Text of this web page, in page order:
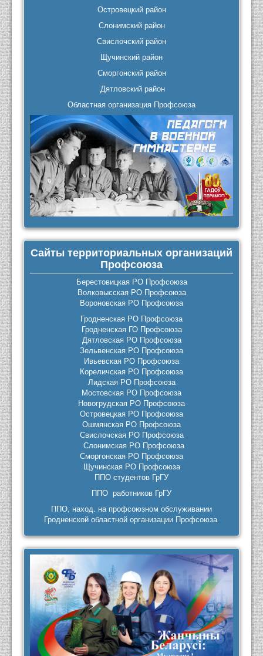
Островецкий район
Слонимский район
Свислочский район
Щучинский район
Сморгонский район
Дятловский район
Областная организация Профсоюза
Сайты территориальных организаций
Профсоюза
Берестовицкая РО Профсоюза
Волковысская РО Профсоюза
Вороновская РО Профсоюза
Гродненская РО Профсоюза
Гродненская ГО Профсоюза
Дятловская РО Профсоюза
Зельвенская РО Профсоюза
Ивьевская РО Профсоюза
Кореличская РО Профсоюза
Лидская РО Профсоюза
Мостовская РО Профсоюза
Новогрудская РО Профсоюза
Островецкая РО Профсоюза
Ошмянская РО Профсоюза
Свислочская РО Профсоюза
Слонимская РО Профсоюза
Сморгонская РО Профсоюза
Щучинская РО Профсоюза
ППО студентов ГрГУ
ППО работников ГрГУ
ППО, наход. на профсоюзном обслуживании
Гродненской областной организации Профсоюза